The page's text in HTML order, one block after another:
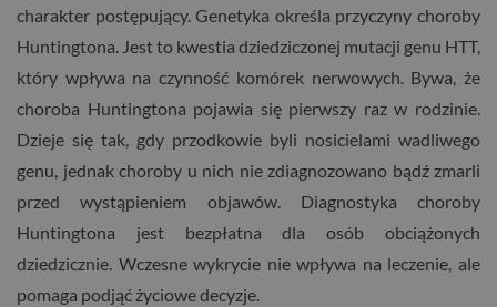
charakter postępujący. Genetyka określa przyczyny choroby
Huntingtona. Jest to kwestia dziedziczonej mutacji genu HTT,
który wpływa na czynność komórek nerwowych. Bywa, że
choroba Huntingtona pojawia się pierwszy raz w rodzinie.
Dzieje się tak, gdy przodkowie byli nosicielami wadliwego
genu, jednak choroby u nich nie zdiagnozowano bądź zmarli
przed wystąpieniem objawów. Diagnostyka choroby
Huntingtona jest bezpłatna dla osób obciążonych
dziedzicznie. Wczesne wykrycie nie wpływa na leczenie, ale
pomaga podjąć życiowe decyzje.